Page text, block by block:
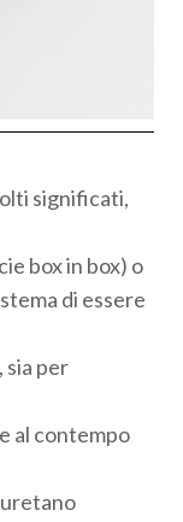
significati,
box in box) o
di essere
sia per
al contempo